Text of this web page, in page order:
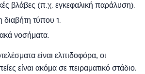
βλάβες (π.χ. εγκεφαλική παράλυση).
τύπου 1.
νοσήματα.
είναι ελπιδοφόρα, οι
είναι ακόμα σε πειραματικό στάδιο.